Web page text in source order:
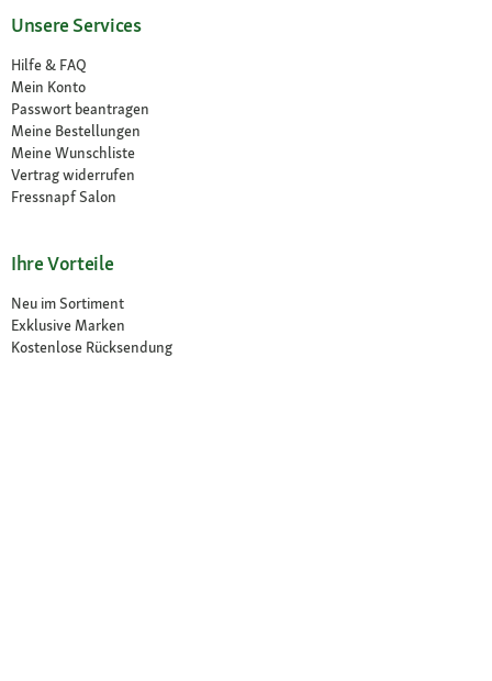
Unsere Services
Hilfe & FAQ
Mein Konto
Passwort beantragen
Meine Bestellungen
Meine Wunschliste
Vertrag widerrufen
Fressnapf Salon
Ihre Vorteile
Neu im Sortiment
Exklusive Marken
Kostenlose Rücksendung